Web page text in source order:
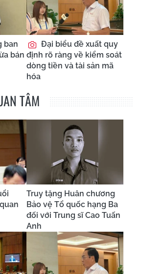
ban
bán
Đại biểu đề xuất quy
định rõ ràng về kiểm soát
dòng tiền và tài sản mã
hóa
TÂM
Truy tặng Huân chương
Bảo vệ Tổ quốc hạng Ba
đối với Trung sĩ Cao Tuấn
Anh